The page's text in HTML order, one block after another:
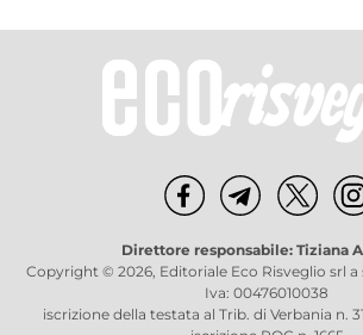
Direttore responsabile: Tiziana
Copyright © 2026, Editoriale Eco Risveglio srl
Iva: 00476010038
iscrizione della testata al Trib. di Verbania n.